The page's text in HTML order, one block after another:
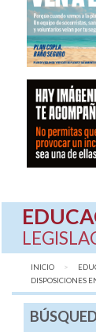
INICIO
DISPOSICIONES